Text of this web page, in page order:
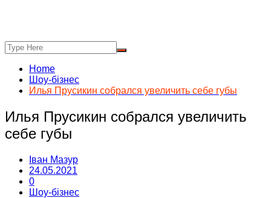
Home
Шоу-бізнес
Илья Прусикин собрался увеличить себе губы
Илья Прусикин собрался увеличить
себе губы
Іван Мазур
24.05.2021
0
Шоу-бізнес